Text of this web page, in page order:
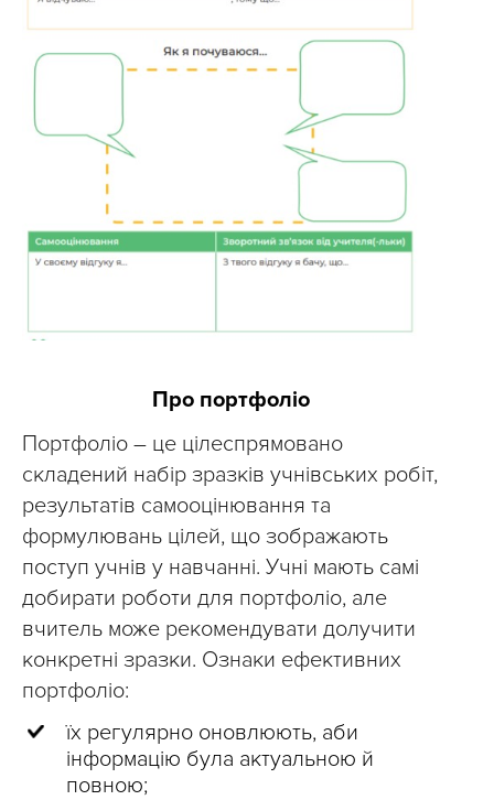
Про портфоліо
Портфоліо – це цілеспрямовано
складений набір зразків учнівських робіт,
результатів самооцінювання та
формулювань цілей, що зображають
поступ учнів у навчанні. Учні мають самі
добирати роботи для портфоліо, але
вчитель може рекомендувати долучити
конкретні зразки. Ознаки ефективних
портфоліо:
їх регулярно оновлюють, аби
інформацію була актуальною й
повною;